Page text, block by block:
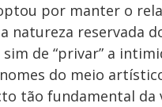
por manter o
natureza reservada
de “privar” a
do meio
tão fundamental da